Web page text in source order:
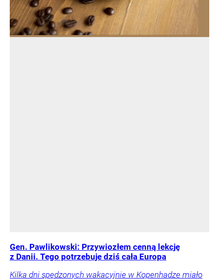
Gen. Pawlikowski: Przywiozłem cenną lekcję
z Danii. Tego potrzebuje dziś cała Europa
Kilka dni spędzonych wakacyjnie w Kopenhadze miało